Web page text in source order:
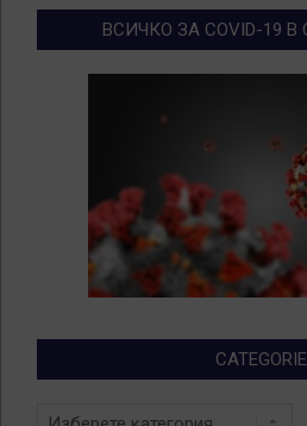
ВСИЧКО ЗА COVID-19
Categories